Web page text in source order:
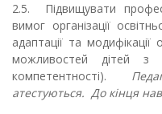
2.5.
Підвищувати
вимог організації
адаптації та модифікації
можливостей дітей з
компетентності).
атестуються. До кінця